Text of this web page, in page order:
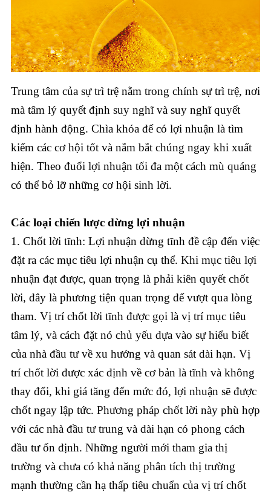
Trung tâm của sự trì trệ nằm trong chính sự trì trệ, nơi
mà tâm lý quyết định suy nghĩ và suy nghĩ quyết
định hành động. Chìa khóa để có lợi nhuận là tìm
kiếm các cơ hội tốt và nắm bắt chúng ngay khi xuất
hiện. Theo đuổi lợi nhuận tối đa một cách mù quáng
có thể bỏ lỡ những cơ hội sinh lời.
Các loại chiến lược dừng lợi nhuận
1. Chốt lời tĩnh: Lợi nhuận dừng tĩnh đề cập đến việc
đặt ra các mục tiêu lợi nhuận cụ thể. Khi mục tiêu lợi
nhuận đạt được, quan trọng là phải kiên quyết chốt
lời, đây là phương tiện quan trọng để vượt qua lòng
tham. Vị trí chốt lời tĩnh được gọi là vị trí mục tiêu
tâm lý, và cách đặt nó chủ yếu dựa vào sự hiểu biết
của nhà đầu tư về xu hướng và quan sát dài hạn. Vị
trí chốt lời được xác định về cơ bản là tĩnh và không
thay đổi, khi giá tăng đến mức đó, lợi nhuận sẽ được
chốt ngay lập tức. Phương pháp chốt lời này phù hợp
với các nhà đầu tư trung và dài hạn có phong cách
đầu tư ổn định. Những người mới tham gia thị
trường và chưa có khả năng phân tích thị trường
mạnh thường cần hạ thấp tiêu chuẩn của vị trí chốt